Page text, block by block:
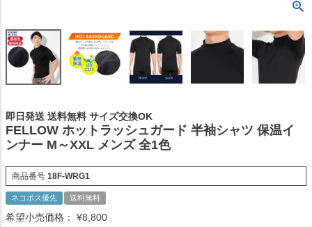
即日発送 送料無料 サイズ交換OK
FELLOW ホットラッシュガード 半袖シャツ 保温イ
ンナー M～XXL メンズ 全1色
商品番号 18F-WRG1
ネコポス優先 送料無料
希望小売価格： ¥8,800